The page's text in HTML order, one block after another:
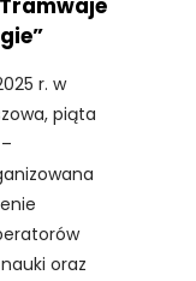
r. w
piąta
oraz